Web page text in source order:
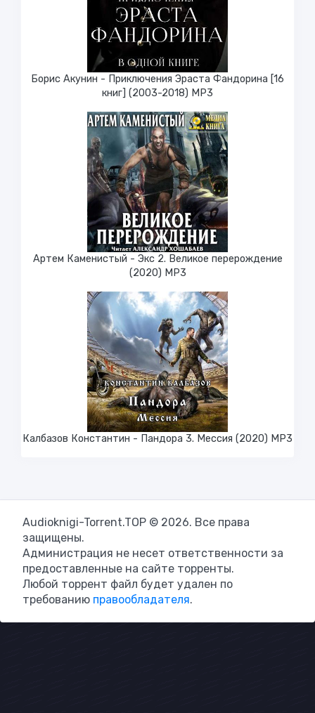
Борис Акунин - Приключения Эраста Фандорина [16
книг] (2003-2018) МР3
Артем Каменистый - Экс 2. Великое перерождение
(2020) МР3
Калбазов Константин - Пандора 3. Мессия (2020) MP3
Audioknigi-Torrent.TOP © 2026. Все права
защищены.
Администрация не несет ответственности за
предоставленные на сайте торренты.
Любой торрент файл будет удален по
требованию правообладателя.